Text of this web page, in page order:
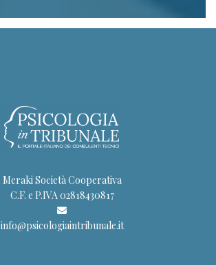
Meraki Società Cooperativa
C.F. e P.IVA 02818430817
info@psicologiaintribunale.it